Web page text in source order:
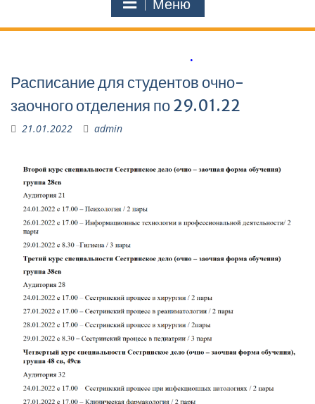
Меню
Расписание для студентов очно-
заочного отделения по 29.01.22
21.01.2022 admin